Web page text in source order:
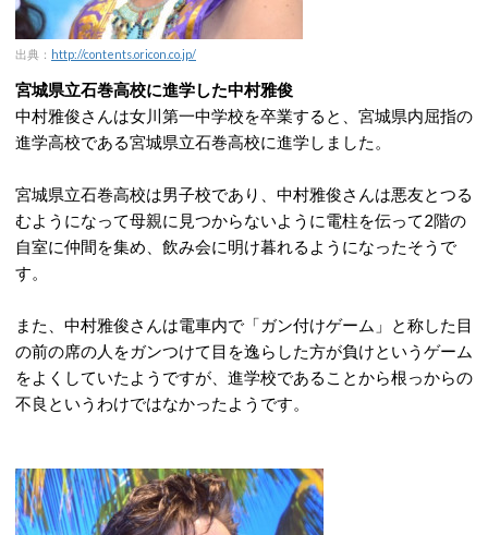
出典： http://contents.oricon.co.jp/
宮城県立石巻高校に進学した中村雅俊
中村雅俊さんは女川第一中学校を卒業すると、宮城県内屈指の
進学高校である宮城県立石巻高校に進学しました。
宮城県立石巻高校は男子校であり、中村雅俊さんは悪友とつる
むようになって母親に見つからないように電柱を伝って2階の
自室に仲間を集め、飲み会に明け暮れるようになったそうで
す。
また、中村雅俊さんは電車内で「ガン付けゲーム」と称した目
の前の席の人をガンつけて目を逸らした方が負けというゲーム
をよくしていたようですが、進学校であることから根っからの
不良というわけではなかったようです。